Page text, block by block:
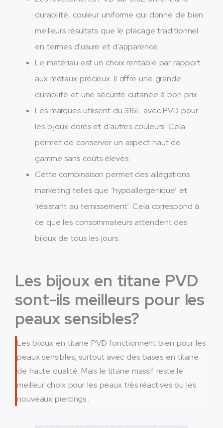
durabilité, couleur uniforme qui donne de bien
meilleurs résultats que le placage traditionnel
en termes d'usure et d'apparence.
Le matériau est un choix rentable par rapport
aux métaux précieux. Il offre une grande
durabilité et une sécurité cutanée à bon prix.
Les marques utilisent du 316L avec PVD pour
les bijoux dorés et d'autres couleurs. Cela
permet de conserver un aspect haut de
gamme sans coûts élevés.
Cette combinaison permet des allégations
marketing telles que ‘hypoallergénique’ et
‘résistant au ternissement’. Cela correspond à
ce que les consommateurs attendent des
bijoux de tous les jours.
Les bijoux en titane PVD
sont-ils meilleurs pour les
peaux sensibles?
Les bijoux en titane PVD fonctionnent bien pour les
peaux sensibles, surtout avec des bases en titane
de haute qualité. Mais le titane massif reste le
meilleur choix pour les peaux très réactives ou les
nouveaux piercings..